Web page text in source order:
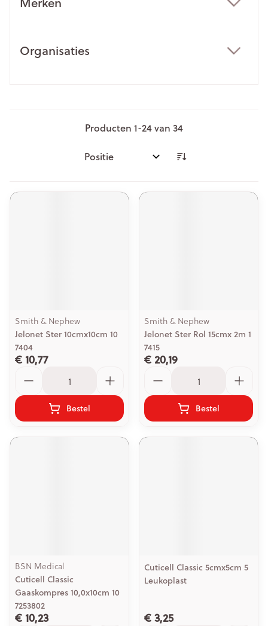
Organisaties
Producten 1-24van 34
Sorteer op:
Smith & Nephew
Jelonet Ster 10cmx10cm 10
7404
€ 10,77
Bestel
Smith & Nephew
Jelonet Ster Rol 15cmx 2m 1
7415
€ 20,19
Bestel
BSN Medical
Cuticell Classic
Gaaskompres 10,0x10cm 10
7253802
€ 10,23
Cuticell Classic 5cmx5cm 5
Leukoplast
€ 3,25